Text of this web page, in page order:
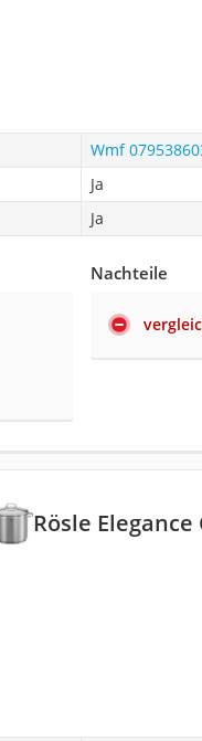
Wmf
Ja
Ja
Nachteile
Rösle